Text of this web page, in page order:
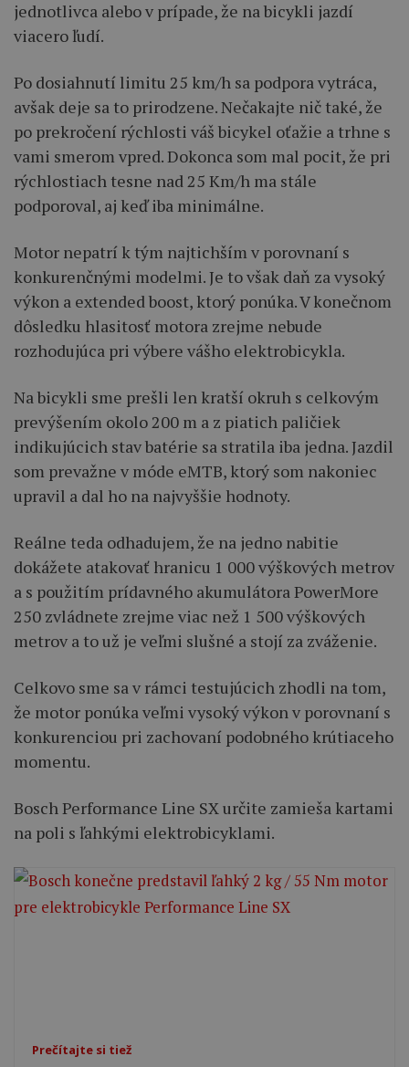
jednotlivca alebo v prípade, že na bicykli jazdí
viacero ľudí.
Po dosiahnutí limitu 25 km/h sa podpora vytráca,
avšak deje sa to prirodzene. Nečakajte nič také, že
po prekročení rýchlosti váš bicykel oťažie a trhne s
vami smerom vpred. Dokonca som mal pocit, že pri
rýchlostiach tesne nad 25 Km/h ma stále
podporoval, aj keď iba minimálne.
Motor nepatrí k tým najtichším v porovnaní s
konkurenčnými modelmi. Je to však daň za vysoký
výkon a extended boost, ktorý ponúka. V konečnom
dôsledku hlasitosť motora zrejme nebude
rozhodujúca pri výbere vášho elektrobicykla.
Na bicykli sme prešli len kratší okruh s celkovým
prevýšením okolo 200 m a z piatich paličiek
indikujúcich stav batérie sa stratila iba jedna. Jazdil
som prevažne v móde eMTB, ktorý som nakoniec
upravil a dal ho na najvyššie hodnoty.
Reálne teda odhadujem, že na jedno nabitie
dokážete atakovať hranicu 1 000 výškových metrov
a s použitím prídavného akumulátora PowerMore
250 zvládnete zrejme viac než 1 500 výškových
metrov a to už je veľmi slušné a stojí za zváženie.
Celkovo sme sa v rámci testujúcich zhodli na tom,
že motor ponúka veľmi vysoký výkon v porovnaní s
konkurenciou pri zachovaní podobného krútiaceho
momentu.
Bosch Performance Line SX určite zamieša kartami
na poli s ľahkými elektrobicyklami.
Prečítajte si tiež